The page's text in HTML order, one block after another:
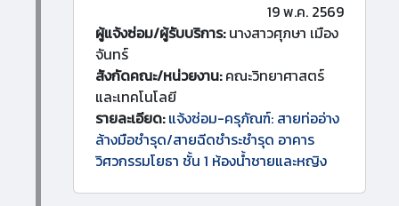
19 พ.ค. 2569
ผู้แจ้งซ่อม/ผู้รับบริการ:นางสาวศุภษา เมือง
จันทร์
สังกัดคณะ/หน่วยงาน:คณะวิทยาศาสตร์
และเทคโนโลยี
รายละเอียด: แจ้งซ่อม-ครุภัณฑ์: สายท่ออ่าง
ล้างมือชำรุด/สายฉีดชำระชำรุด อาคาร
วิศวกรรมโยธา ชั้น 1 ห้องน้ำชายและหญิง